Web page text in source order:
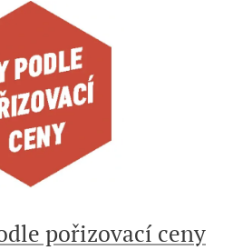
pořizovací ceny